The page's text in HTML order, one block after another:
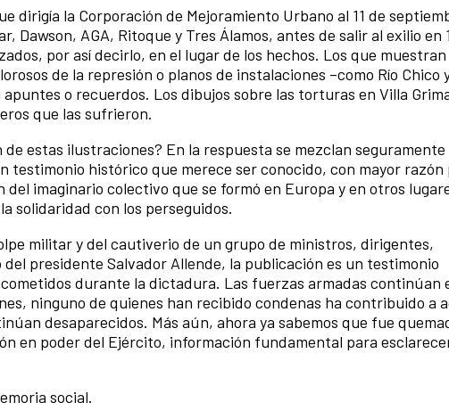
dirigía la Corporación de Mejoramiento Urbano al 11 de
Dawson, AGA, Ritoque y Tres Álamos, antes de salir al exilio en
por así decirlo, en el lugar de los hechos. Los que muestran
de la represión o planos de instalaciones –como Río Chico
o recuerdos. Los dibujos sobre las torturas en Villa
que las sufrieron.
estas ilustraciones? En la respuesta se mezclan seguramente
testimonio histórico que merece ser conocido, con mayor razón
imaginario colectivo que se formó en Europa y en otros
solidaridad con los perseguidos.
militar y del cautiverio de un grupo de ministros, dirigentes,
presidente Salvador Allende, la publicación es un testimonio
durante la dictadura. Las fuerzas armadas continúan
ninguno de quienes han recibido condenas ha contribuido a
desaparecidos. Más aún, ahora ya sabemos que fue
en poder del Ejército, información fundamental para
social.